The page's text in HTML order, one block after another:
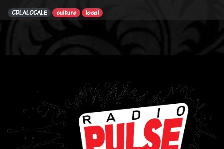
CDLALOCALE culture local